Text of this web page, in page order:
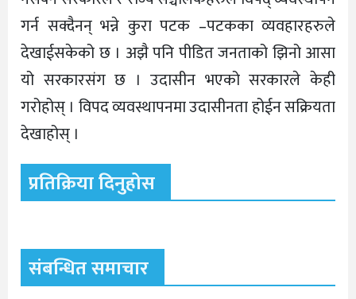
गर्न सक्दैनन् भन्ने कुरा पटक –पटकका व्यवहारहरुले
देखाईसकेको छ । अझै पनि पीडित जनताको झिनो आसा
यो सरकारसंग छ । उदासीन भएको सरकारले केही
गरोहोस् । विपद व्यवस्थापनमा उदासीनता होईन सक्रियता
देखाहोस् ।
प्रतिक्रिया दिनुहोस
संबन्धित समाचार